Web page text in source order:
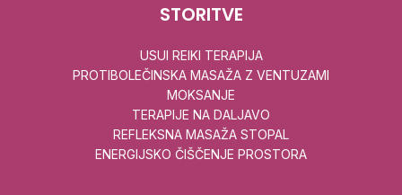
STORITVE
USUI REIKI TERAPIJA
PROTIBOLEČINSKA MASAŽA Z VENTUZAMI
MOKSANJE
TERAPIJE NA DALJAVO
REFLEKSNA MASAŽA STOPAL
ENERGIJSKO ČIŠČENJE PROSTORA